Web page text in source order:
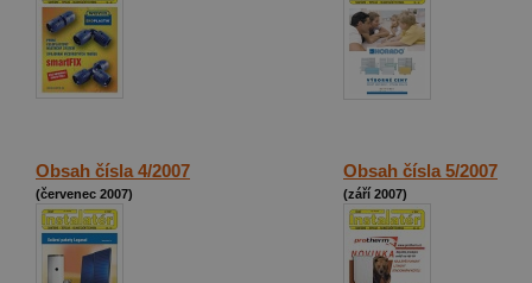
Obsah čísla 4/2007
(červenec 2007)
Obsah čísla 5/2007
(září 2007)